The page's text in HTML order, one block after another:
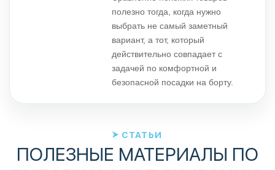
полезно тогда, когда нужно
выбрать не самый заметный
вариант, а тот, который
действительно совпадает с
задачей по комфортной и
безопасной посадки на борту.
СТАТЬИ
ПОЛЕЗНЫЕ МАТЕРИАЛЫ ПО